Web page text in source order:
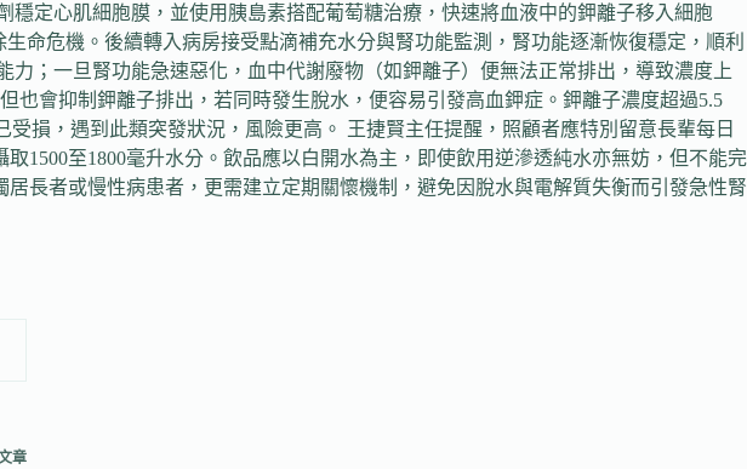
定心肌細胞膜，並使用胰島素搭配葡萄糖治療，快速將血液中的鉀離子移入細胞
命危機。後續轉入病房接受點滴補充水分與腎功能監測，腎功能逐漸恢復穩定，順利
；一旦腎功能急速惡化，血中代謝廢物（如鉀離子）便無法正常排出，導致濃度上
會抑制鉀離子排出，若同時發生脫水，便容易引發高血鉀症。鉀離子濃度超過5.5
損，遇到此類突發狀況，風險更高。 王捷賢主任提醒，照顧者應特別留意長輩每日
1500至1800毫升水分。飲品應以白開水為主，即使飲用逆滲透純水亦無妨，但不能完
長者或慢性病患者，更需建立定期關懷機制，避免因脫水與電解質失衡而引發急性腎
章